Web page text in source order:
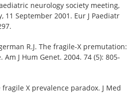
neurology society meeting,
11 September 2001. Eur J Paediatr
R.J. The fragile-X premutation:
J Hum Genet. 2004. 74 (5): 805-
fragile X prevalence paradox. J Med